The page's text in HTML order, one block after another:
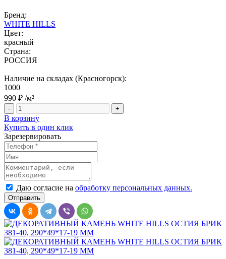
Бренд:
WHITE HILLS
Цвет:
красный
Страна:
РОССИЯ
Наличие на складах (Красногорск):
1000
990 ₽ /м²
- +
В корзину
Купить в один клик
Зарезервировать
Даю согласие на обработку персональных данных.